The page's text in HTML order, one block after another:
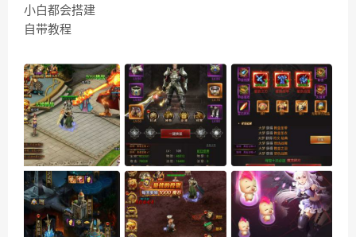
小白都会搭建
自带教程